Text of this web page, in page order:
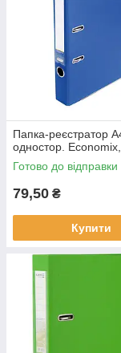
Папка-реєстратор
одностор.
Готово до відправки
79,50 ₴
Купити